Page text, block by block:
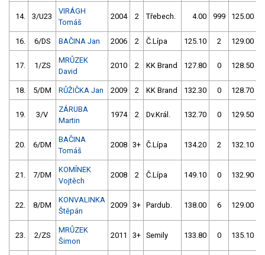
14. 3/U23
VIRÁGH
Tomáš
2004 2 Třebech. 4.00 999 125.00
16. 6/DS BAČINA Jan 2006 2 Č.Lípa 125.10 2 129.00
17. 1/ZS
MRŮZEK
David
2010 2 KK Brand 127.80 0 128.50
18. 5/DM RŮŽIČKA Jan 2009 2 KK Brand 132.30 0 128.70
19. 3/V
ZÁRUBA
Martin
1974 2 Dv.Král. 132.70 0 129.50
20. 6/DM
BAČINA
Tomáš
2008 3+ Č.Lípa 134.20 2 132.10
21. 7/DM
KOMÍNEK
Vojtěch
2008 2 Č.Lípa 149.10 0 132.90
22. 8/DM
KONVALINKA
Štěpán
2009 3+ Pardub. 138.00 6 129.00
23. 2/ZS
MRŮZEK
Šimon
2011 3+ Semily 133.80 0 135.10